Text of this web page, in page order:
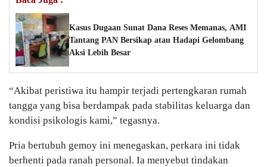
Kasus Dugaan Sunat Dana Reses Memanas, AMI
Tantang PAN Bersikap atau Hadapi Gelombang
Aksi Lebih Besar
“Akibat peristiwa itu hampir terjadi pertengkaran rumah
tangga yang bisa berdampak pada stabilitas keluarga dan
kondisi psikologis kami,” tegasnya.
Pria bertubuh gemoy ini menegaskan, perkara ini tidak
berhenti pada ranah personal. Ia menyebut tindakan